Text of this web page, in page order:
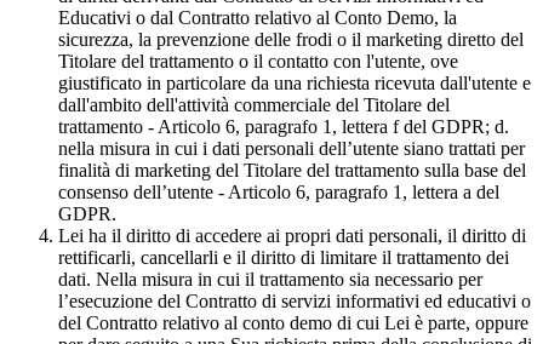
Educativi o dal Contratto relativo al Conto Demo, la
sicurezza, la prevenzione delle frodi o il marketing diretto del
Titolare del trattamento o il contatto con l'utente, ove
giustificato in particolare da una richiesta ricevuta dall'utente e
dall'ambito dell'attività commerciale del Titolare del
trattamento - Articolo 6, paragrafo 1, lettera f del GDPR; d.
nella misura in cui i dati personali dell’utente siano trattati per
finalità di marketing del Titolare del trattamento sulla base del
consenso dell’utente - Articolo 6, paragrafo 1, lettera a del
GDPR.
Lei ha il diritto di accedere ai propri dati personali, il diritto di
rettificarli, cancellarli e il diritto di limitare il trattamento dei
dati. Nella misura in cui il trattamento sia necessario per
l’esecuzione del Contratto di servizi informativi ed educativi o
del Contratto relativo al conto demo di cui Lei è parte, oppure